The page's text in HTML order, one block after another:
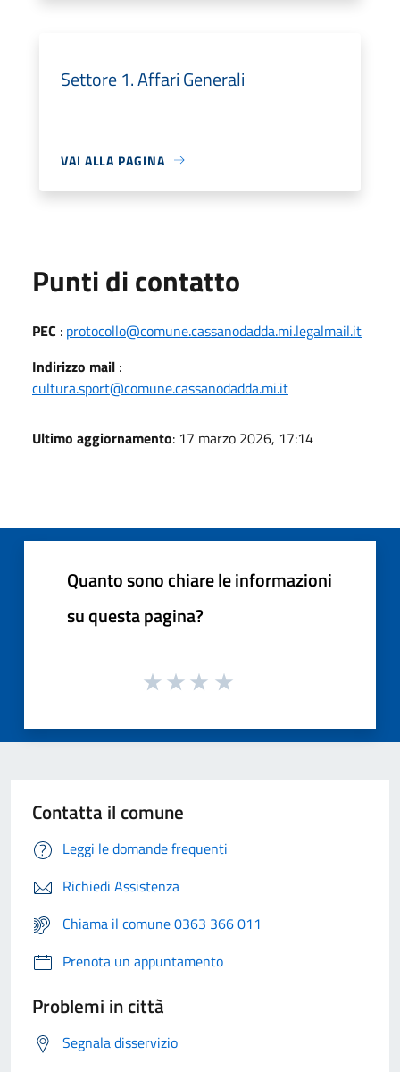
Settore 1. Affari Generali
VAI ALLA PAGINA
Punti di contatto
PEC : protocollo@comune.cassanodadda.mi.legalmail.it
Indirizzo mail :
cultura.sport@comune.cassanodadda.mi.it
Ultimo aggiornamento: 17 marzo 2026, 17:14
Quanto sono chiare le informazioni
su questa pagina?
Contatta il comune
Leggi le domande frequenti
Richiedi Assistenza
Chiama il comune 0363 366 011
Prenota un appuntamento
Problemi in città
Segnala disservizio